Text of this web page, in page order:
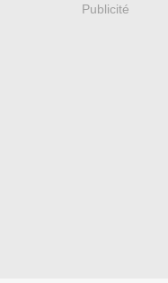
Publicité